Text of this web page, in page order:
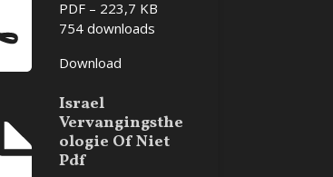
PDF – 223,7 KB
754 downloads
Download
Israel
Vervangingsthe
ologie Of Niet
Pdf